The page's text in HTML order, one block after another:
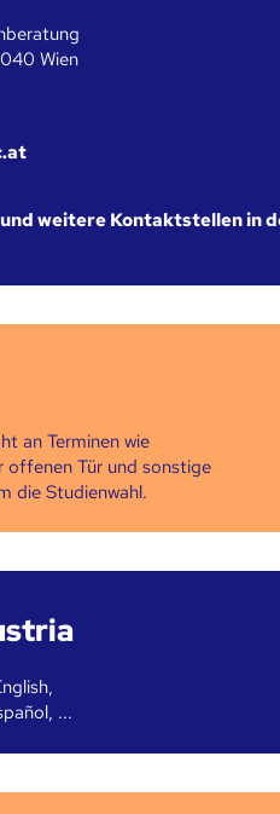
Wien
weitere Kontaktstellen in
an Terminen wie
offenen Tür und sonstige
die Studienwahl.
...